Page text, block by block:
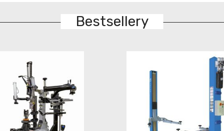
Bestsellery